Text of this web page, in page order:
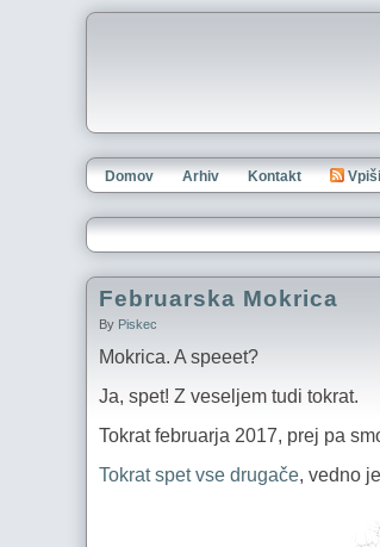
Domov Arhiv Kontakt
Februarska Mokrica
By Piskec
Mokrica. A speeet?
Ja, spet! Z veseljem tudi tokrat.
Tokrat februarja 2017, prej pa
Tokrat spet vse drugače, vedno